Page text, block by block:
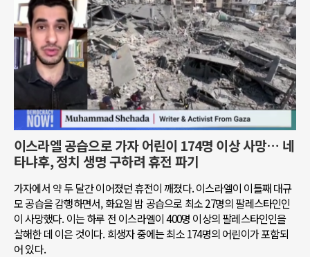
이스라엘 공습으로 가자 어린이 174명 이상 사망… 네
타냐후, 정치 생명 구하려 휴전 파기
가자에서 약 두 달간 이어졌던 휴전이 깨졌다. 이스라엘이 이틀째 대규
모 공습을 감행하면서, 화요일 밤 공습으로 최소 27명의 팔레스타인인
이 사망했다. 이는 하루 전 이스라엘이 400명 이상의 팔레스타인인을
살해한 데 이은 것이다. 희생자 중에는 최소 174명의 어린이가 포함되
어 있다.